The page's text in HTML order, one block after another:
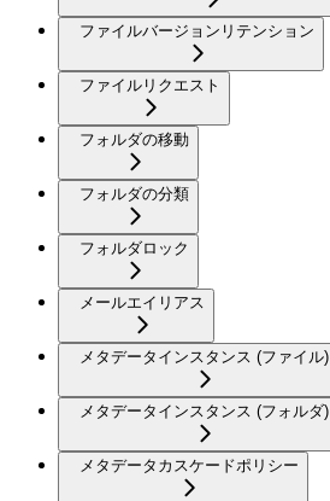
ファイルバージョンリテンション
ファイルリクエスト
フォルダの移動
フォルダの分類
フォルダロック
メールエイリアス
メタデータインスタンス (ファイル)
メタデータインスタンス (フォルダ)
メタデータカスケードポリシー